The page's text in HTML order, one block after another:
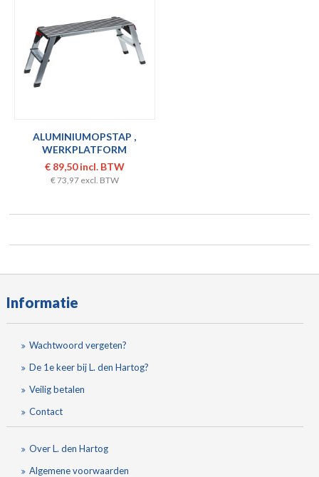
ALUMINIUMOPSTAP ,
WERKPLATFORM
€ 89,50 incl. BTW
€ 73,97 excl. BTW
Informatie
Wachtwoord vergeten?
De 1e keer bij L. den Hartog?
Veilig betalen
Contact
Over L. den Hartog
Algemene voorwaarden